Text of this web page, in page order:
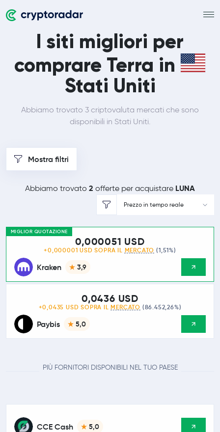
I siti migliori per
comprare Terra in
Stati Uniti
Abbiamo trovato 3 criptovaluta mercati che sono
disponibili in Stati Uniti.
Mostra filtri
Abbiamo trovato 2 offerte per acquistare LUNA
Prezzo in tempo reale
MIGLIOR QUOTAZIONE
Kraken 3,9
0,000051 USD
+0,000001 USD SOPRA IL MERCATO (1,51%)
Paybis 5,0
0,0436 USD
+0,0435 USD SOPRA IL MERCATO (86.452,26%)
PIÙ FORNITORI DISPONIBILI NEL TUO PAESE
CCE Cash 5,0